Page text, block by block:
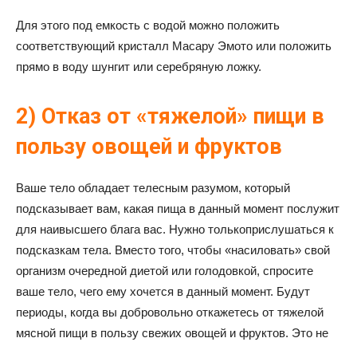
Для этого под емкость с водой можно положить
соответствующий кристалл Масару Эмото или положить
прямо в воду шунгит или серебряную ложку.
2) Отказ от «тяжелой» пищи в
пользу овощей и фруктов
Ваше тело обладает телесным разумом, который
подсказывает вам, какая пища в данный момент послужит
для наивысшего блага вас. Нужно толькоприслушаться к
подсказкам тела. Вместо того, чтобы «насиловать» свой
организм очередной диетой или голодовкой, спросите
ваше тело, чего ему хочется в данный момент. Будут
периоды, когда вы добровольно откажетесь от тяжелой
мясной пищи в пользу свежих овощей и фруктов. Это не